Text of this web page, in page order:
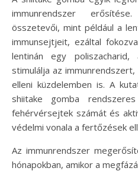
immunrendszer
összetevői, mint például a
immunsejtjeit, ezáltal
lentinán egy
stimulálja az
elleni küzdelemben is. A
shiitake gomba
fehérvérsejtek számát és
védelmi vonala a fertőzések
Az immunrendszer
hónapokban, amikor a